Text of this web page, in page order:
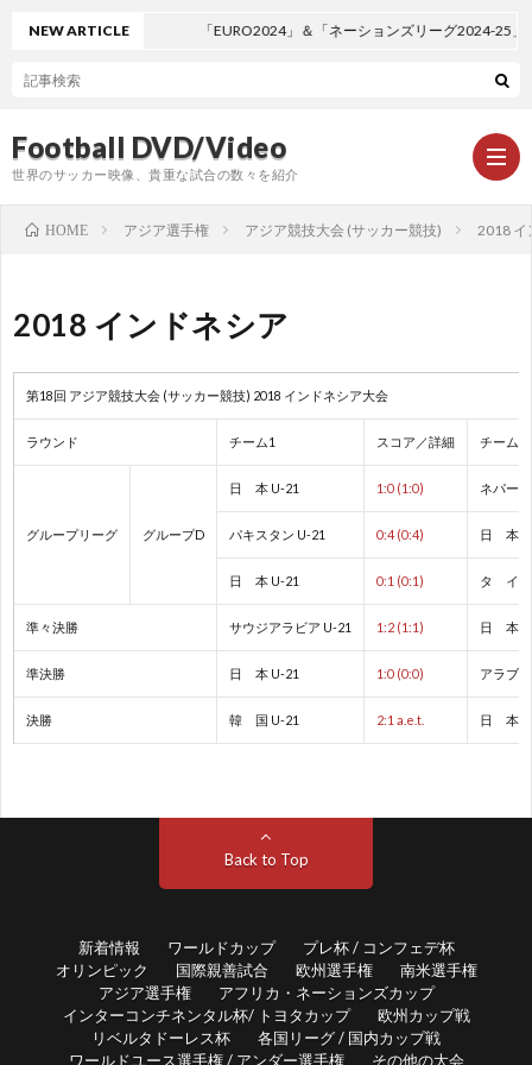
Football DVD/Video
世界のサッカー映像、貴重な試合の数々を紹介
ー
ド
カ
ッ
NEW ARTICLE 「EURO2024」＆「ネーションズリーグ2024-25」
HOME アジア選手権 アジア競技大会 (サッカー競技) 2018 イ
2018 インドネシア
第18回 アジア競技大会 (サッカー競技) 2018 インドネシア大会
ラウンド チーム1 スコア／詳細 チーム2
グループリーグ グループD
日 本 U-21 1:0 (1:0) ネパー
パキスタン U-21 0:4 (0:4) 日 本
日 本 U-21 0:1 (0:1) タ イ
準々決勝 サウジアラビア U-21 1:2 (1:1) 日 本
準決勝 日 本 U-21 1:0 (0:0) アラブ
決勝 韓 国 U-21 2:1 a.e.t. 日 本
Back to Top
新着情報 ワールドカップ
プレ杯 / コンフェデ杯
オリンピック
国際親善試合 欧州選手権
南米選手権
アジア選手権
アフリカ・ネーションズカップ
インターコンチネンタル杯/ トヨタカップ
欧州カップ戦
リベルタドーレス杯
各国リーグ / 国内カップ戦
ワールドユース選手権 / アンダー選手権
その他の大会